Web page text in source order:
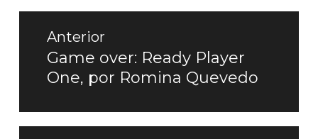
Navegación
entradas
Anterior
Entrada
anterior:
Game over: Ready Player
One, por Romina Quevedo